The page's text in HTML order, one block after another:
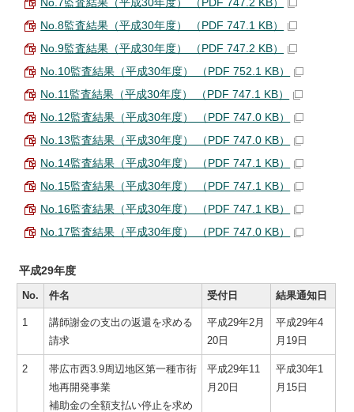
No.7監査結果（平成30年度） （PDF 747.2 KB）
No.8監査結果（平成30年度） （PDF 747.1 KB）
No.9監査結果（平成30年度） （PDF 747.2 KB）
No.10監査結果（平成30年度） （PDF 752.1 KB）
No.11監査結果（平成30年度） （PDF 747.1 KB）
No.12監査結果（平成30年度） （PDF 747.0 KB）
No.13監査結果（平成30年度） （PDF 747.0 KB）
No.14監査結果（平成30年度） （PDF 747.1 KB）
No.15監査結果（平成30年度） （PDF 747.1 KB）
No.16監査結果（平成30年度） （PDF 747.1 KB）
No.17監査結果（平成30年度） （PDF 747.0 KB）
平成29年度
No. 件名 受付日 結果通知日
1
講師謝金の支出の返還を求める
請求
平成29年2月
20日
平成29年4
月19日
2
帯広市西3.9周辺地区第一種市街
地再開発事業
補助金の全額支払い停止を求め
平成29年11
月20日
平成30年1
月15日